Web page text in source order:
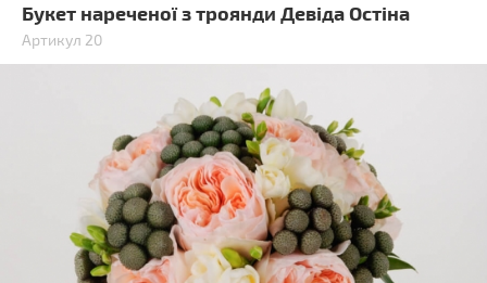
Букет нареченої з троянди Девіда Остіна
Артикул 20